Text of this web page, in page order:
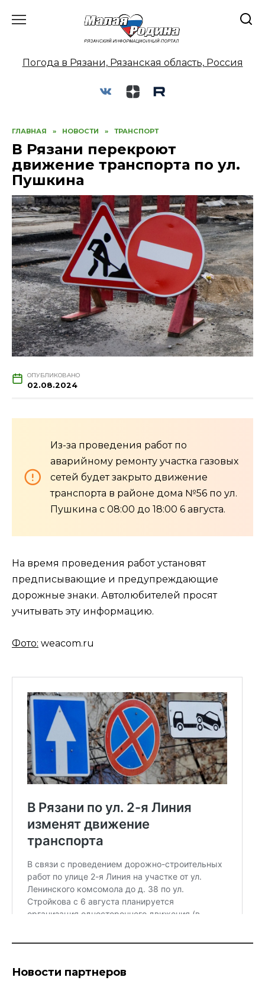
Погода в Рязани, Рязанская область, Россия
ГЛАВНАЯ » НОВОСТИ » ТРАНСПОРТ
В Рязани перекроют
движение транспорта по ул.
Пушкина
ОПУБЛИКОВАНО
02.08.2024
Из-за проведения работ по
аварийному ремонту участка газовых
сетей будет закрыто движение
транспорта в районе дома №56 по ул.
Пушкина с 08:00 до 18:00 6 августа.
На время проведения работ установят
предписывающие и предупреждающие
дорожные знаки. Автолюбителей просят
учитывать эту информацию.
Фото: weacom.ru
Новости партнеров